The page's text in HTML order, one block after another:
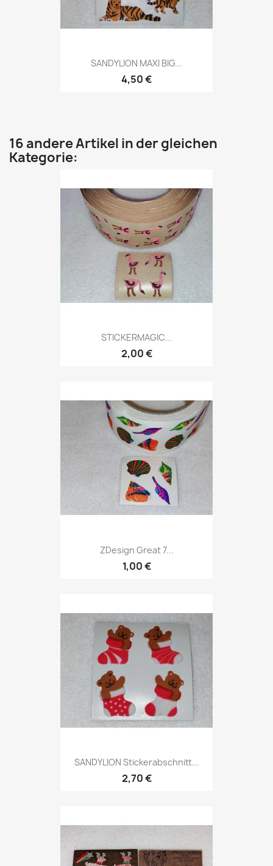
SANDYLION MAXI BIG...
4,50 €
16 andere Artikel in der gleichen
Kategorie:
STICKERMAGIC...
2,00 €
ZDesign Great 7...
1,00 €
SANDYLION Stickerabschnitt...
2,70 €